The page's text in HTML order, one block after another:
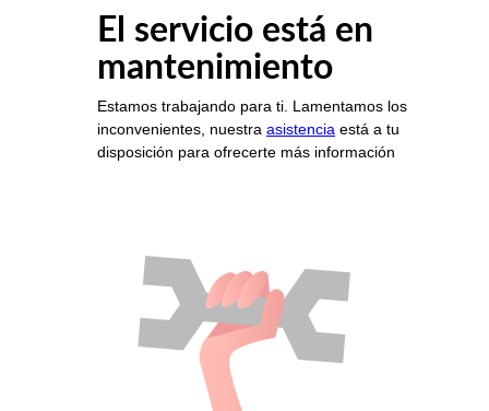
El servicio está en
mantenimiento
Estamos trabajando para ti. Lamentamos los
inconvenientes, nuestra asistencia está a tu
disposición para ofrecerte más información